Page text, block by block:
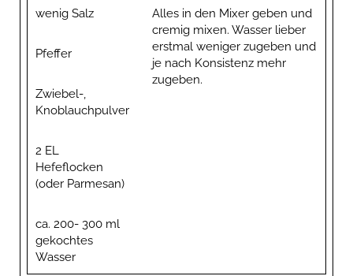
wenig Salz
Pfeffer
Zwiebel-,
Knoblauchpulver
2 EL
Hefeflocken
(oder Parmesan)
ca. 200- 300 ml
gekochtes
Wasser
Alles in den Mixer geben und
cremig mixen. Wasser lieber
erstmal weniger zugeben und
je nach Konsistenz mehr
zugeben.